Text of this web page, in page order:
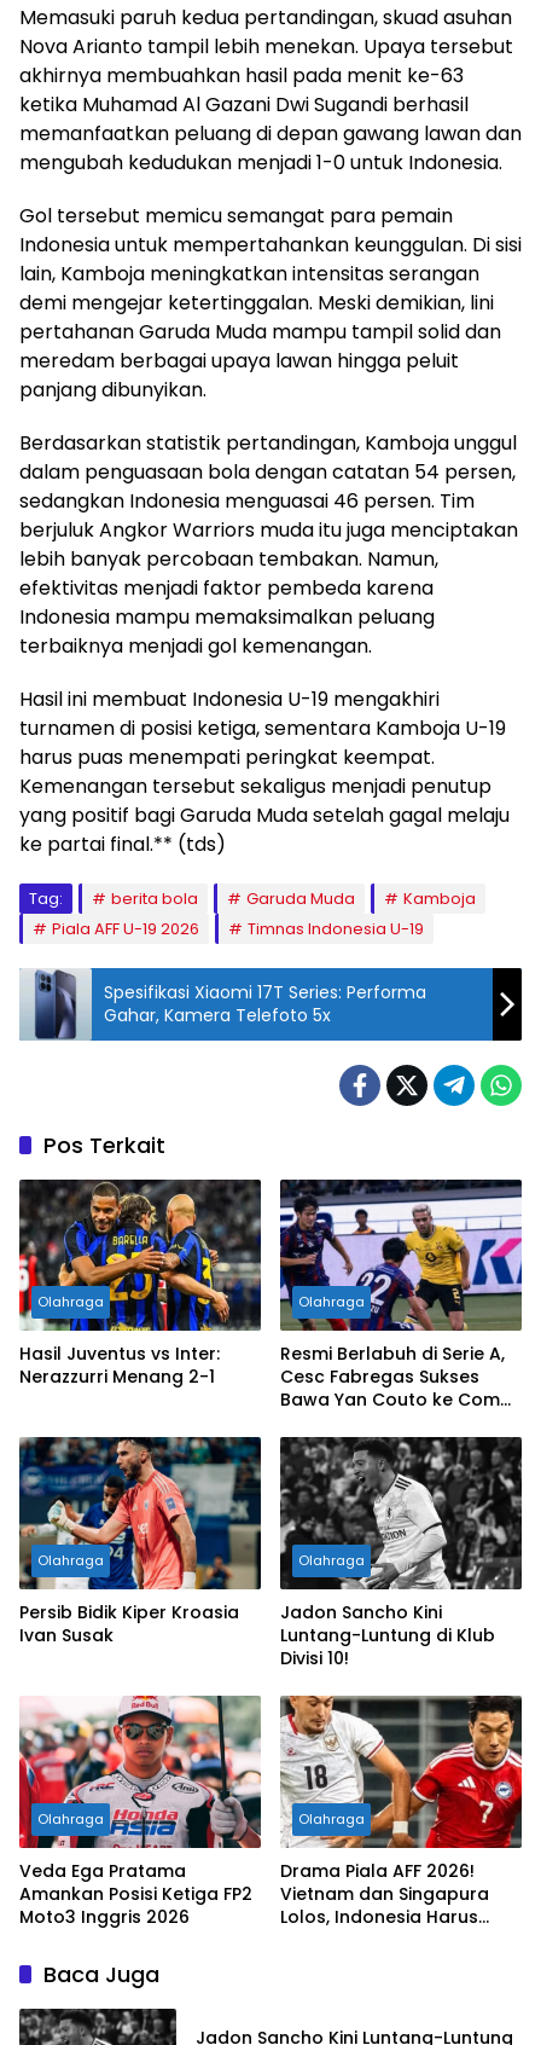
Memasuki paruh kedua pertandingan, skuad asuhan
Nova Arianto tampil lebih menekan. Upaya tersebut
akhirnya membuahkan hasil pada menit ke-63
ketika Muhamad Al Gazani Dwi Sugandi berhasil
memanfaatkan peluang di depan gawang lawan dan
mengubah kedudukan menjadi 1-0 untuk Indonesia.
Gol tersebut memicu semangat para pemain
Indonesia untuk mempertahankan keunggulan. Di sisi
lain, Kamboja meningkatkan intensitas serangan
demi mengejar ketertinggalan. Meski demikian, lini
pertahanan Garuda Muda mampu tampil solid dan
meredam berbagai upaya lawan hingga peluit
panjang dibunyikan.
Berdasarkan statistik pertandingan, Kamboja unggul
dalam penguasaan bola dengan catatan 54 persen,
sedangkan Indonesia menguasai 46 persen. Tim
berjuluk Angkor Warriors muda itu juga menciptakan
lebih banyak percobaan tembakan. Namun,
efektivitas menjadi faktor pembeda karena
Indonesia mampu memaksimalkan peluang
terbaiknya menjadi gol kemenangan.
Hasil ini membuat Indonesia U-19 mengakhiri
turnamen di posisi ketiga, sementara Kamboja U-19
harus puas menempati peringkat keempat.
Kemenangan tersebut sekaligus menjadi penutup
yang positif bagi Garuda Muda setelah gagal melaju
ke partai final.** (tds)
Tag: berita bola Garuda Muda
Kamboja
Piala AFF U-19 2026
Timnas Indonesia U-19
Spesifikasi Xiaomi 17T Series: Performa
Gahar, Kamera Telefoto 5x
Pos Terkait
Olahraga
Hasil Juventus vs Inter:
Nerazzurri Menang 2-1
Olahraga
Resmi Berlabuh di Serie A,
Cesc Fabregas Sukses
Bawa Yan Couto ke Como
Olahraga
Persib Bidik Kiper Kroasia
Ivan Susak
Olahraga
Jadon Sancho Kini
Luntang-Luntung di Klub
Divisi 10!
Olahraga
Veda Ega Pratama
Amankan Posisi Ketiga FP2
Moto3 Inggris 2026
Olahraga
Drama Piala AFF 2026!
Vietnam dan Singapura
Lolos, Indonesia Harus
Baca Juga
Jadon Sancho Kini Luntang-Luntung